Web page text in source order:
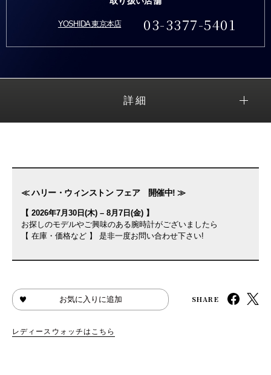
YOSHIDA 東京本店 03-3377-5401
詳細
≪ ハリー・ウィンストン フェア 開催中! ≫
【 2026年7月30日(木) – 8月7日(金) 】
お探しのモデルやご興味のある腕時計がございましたら
【 在庫・価格など 】 是非一度お問い合わせ下さい!
お気に入りに追加 SHARE
レディースウォッチはこちら